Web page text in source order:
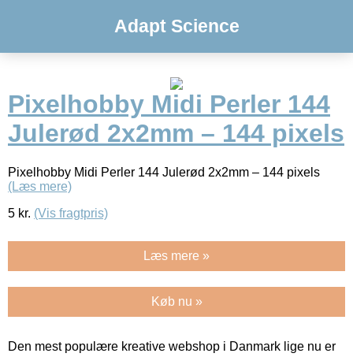
Adapt Science
Pixelhobby Midi Perler 144
Julerød 2x2mm – 144 pixels
Pixelhobby Midi Perler 144 Julerød 2x2mm – 144 pixels
(Læs mere)
5 kr. (Vis fragtpris)
Læs mere »
Køb nu »
Den mest populære kreative webshop i Danmark lige nu er